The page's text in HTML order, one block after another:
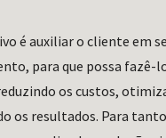
é auxiliar o cliente em
para que possa fazê-
os custos,
os resultados. Para